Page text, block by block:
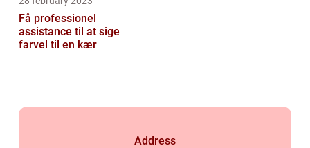
Få professionel
assistance til at sige
farvel til en kær
Address